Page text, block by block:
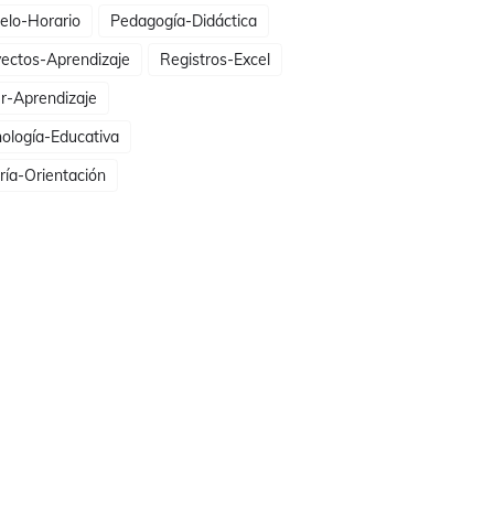
Horario
Pedagogía-Didáctica
Aprendizaje
Registros-Excel
Aprendizaje
Educativa
Orientación